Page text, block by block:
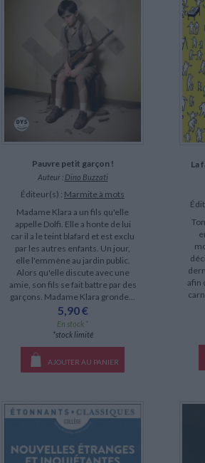
LITTÉRATURE DE VOYAGE
Récits des voyageurs et des
Histoire moderne
Histoire contemporaine
BIOGRAPHIES HISTORIQUES
Biographies historiques
HISTOIRE - GÉNÉRALITÉS
Etudes historiques
Généalogie - Héraldique
Franc-maçonnerie
Pauvre petit garçon !
Auteur : Dino Buzzati
Éditeur(s) : Marmite à mots
Madame Klara a un fils qu'elle
appelle Dolfi. Elle a honte de lui
car il a le teint blafard et est exclu
par les autres enfants. Un jour,
elle l'emmène au jardin public.
Alors qu'elle discute avec une
amie, son fils se fait battre par des
garçons. Madame Klara gronde...
5,90 €
En stock *
*stock limité
AJOUTER AU PANIER
La
afin